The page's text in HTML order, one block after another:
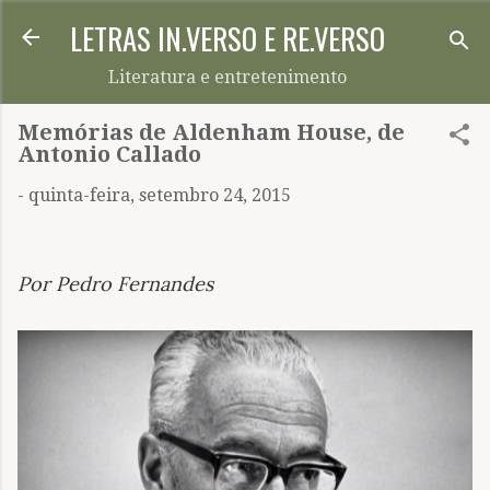
Pular para o conteúdo principal
LETRAS IN.VERSO E RE.VERSO
Literatura e entretenimento
Memórias de Aldenham House, de
Antonio Callado
- quinta-feira, setembro 24, 2015
Por Pedro Fernandes